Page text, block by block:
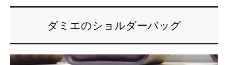
ダミエのショルダーバッグ